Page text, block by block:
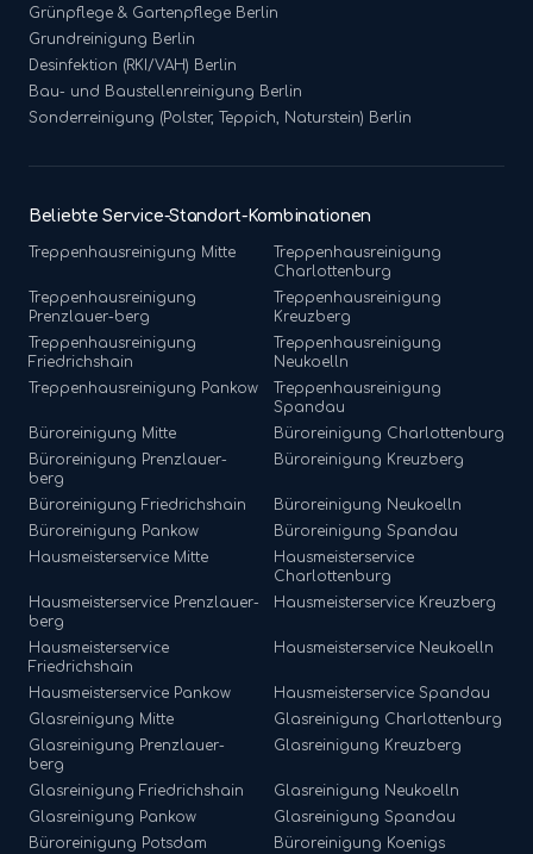
Grünpflege & Gartenpflege Berlin
Grundreinigung Berlin
Desinfektion (RKI/VAH) Berlin
Bau- und Baustellenreinigung Berlin
Sonderreinigung (Polster, Teppich, Naturstein) Berlin
Beliebte Service-Standort-Kombinationen
Treppenhausreinigung Mitte
Treppenhausreinigung
Charlottenburg
Treppenhausreinigung
Prenzlauer-berg
Treppenhausreinigung
Kreuzberg
Treppenhausreinigung
Friedrichshain
Treppenhausreinigung
Neukoelln
Treppenhausreinigung Pankow
Treppenhausreinigung
Spandau
Büroreinigung Mitte Büroreinigung Charlottenburg
Büroreinigung Prenzlauer-
berg
Büroreinigung Kreuzberg
Büroreinigung Friedrichshain Büroreinigung Neukoelln
Büroreinigung Pankow Büroreinigung Spandau
Hausmeisterservice Mitte
Hausmeisterservice
Charlottenburg
Hausmeisterservice Prenzlauer-
berg
Hausmeisterservice Kreuzberg
Hausmeisterservice
Friedrichshain
Hausmeisterservice Neukoelln
Hausmeisterservice Pankow Hausmeisterservice Spandau
Glasreinigung Mitte Glasreinigung Charlottenburg
Glasreinigung Prenzlauer-
berg
Glasreinigung Kreuzberg
Glasreinigung Friedrichshain Glasreinigung Neukoelln
Glasreinigung Pankow Glasreinigung Spandau
Büroreinigung Potsdam Büroreinigung Koenigs